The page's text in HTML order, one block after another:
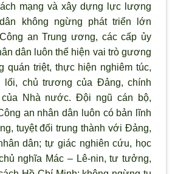
mạng và xây dựng lực l ượng
không ngừng phát triển lớn
an Trung ương, các cấp ủy
dân luôn thể hiện vai trò gương
quán triệt, thực hiện nghiêm túc,
lối, chủ trương của Đảng, chính
Nhà nước. Đội ngũ cán bộ,
an nhân dân luôn có bản lĩnh
tuyệt đối trung thành với Đảng,
dân; tự giác nghiên cứu, học
nghĩa Mác – Lê-nin, tư tưởng,